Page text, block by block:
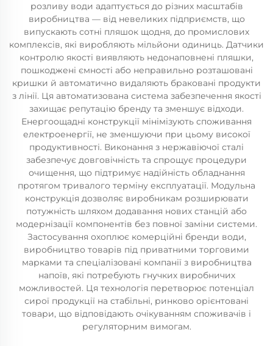
розливу води адаптується до різних масштабів
виробництва — від невеликих підприємств, що
випускають сотні пляшок щодня, до промислових
комплексів, які виробляють мільйони одиниць. Датчики
контролю якості виявляють недонаповнені пляшки,
пошкоджені ємності або неправильно розташовані
кришки й автоматично видаляють браковані продукти
з лінії. Ця автоматизована система забезпечення якості
захищає репутацію бренду та зменшує відходи.
Енергоощадні конструкції мінімізують споживання
електроенергії, не зменшуючи при цьому високої
продуктивності. Виконання з нержавіючої сталі
забезпечує довговічність та спрощує процедури
очищення, що підтримує надійність обладнання
протягом тривалого терміну експлуатації. Модульна
конструкція дозволяє виробникам розширювати
потужність шляхом додавання нових станцій або
модернізації компонентів без повної заміни системи.
Застосування охоплює комерційні бренди води,
виробництво товарів під приватними торговими
марками та спеціалізовані компанії з виробництва
напоїв, які потребують гнучких виробничих
можливостей. Ця технологія перетворює потенціал
сирої продукції на стабільні, ринково орієнтовані
товари, що відповідають очікуванням споживачів і
регуляторним вимогам.